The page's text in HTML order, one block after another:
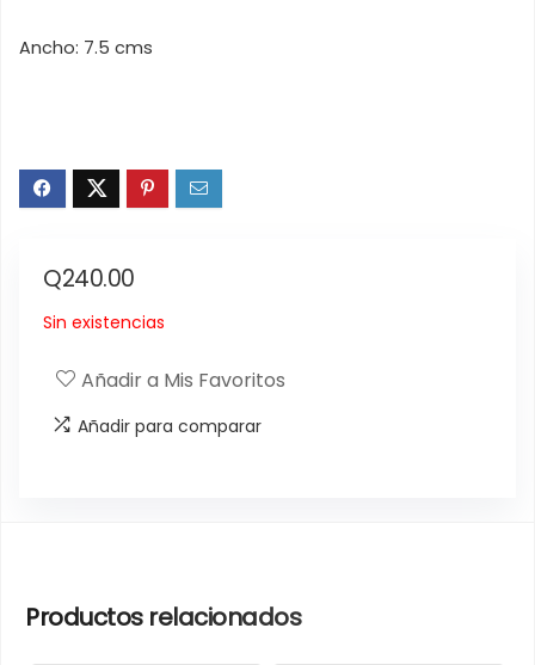
Ancho: 7.5 cms
Q240.00
Sin existencias
Añadir a Mis Favoritos
Añadir para comparar
Productos relacionados